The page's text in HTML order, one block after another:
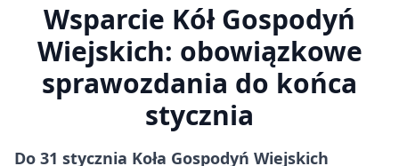
Wsparcie Kół Gospodyń
Wiejskich: obowiązkowe
sprawozdania do końca
stycznia
Do 31 stycznia Koła Gospodyń Wiejskich